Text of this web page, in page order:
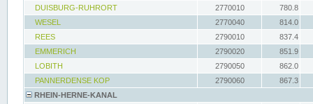
DUISBURG-RUHRORT
2770010
780.8
WESEL
2770040
814.0
REES
2790010
837.4
EMMERICH
2790020
851.9
LOBITH
2790050
862.0
PANNERDENSE KOP
2790060
867.3
RHEIN-HERNE-KANAL